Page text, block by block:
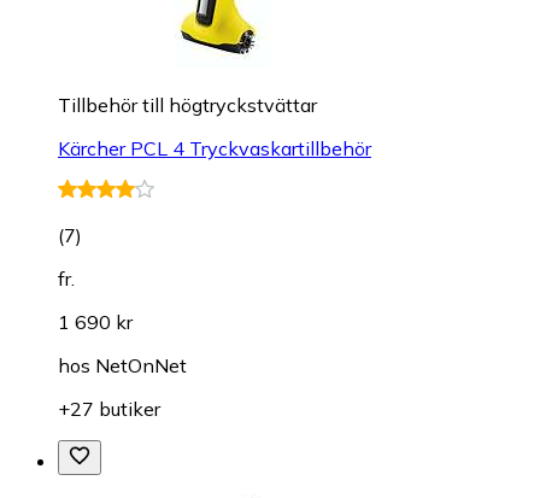
Tillbehör till högtryckstvättar
Kärcher PCL 4 Tryckvaskartillbehör
(7)
fr.
1 690 kr
hos NetOnNet
+27 butiker